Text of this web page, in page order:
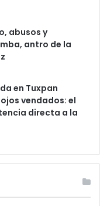
abusos y
antro de la
en Tuxpan
vendados: el
directa a la